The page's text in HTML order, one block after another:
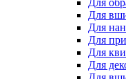
Для
Для
Для
Для
Для
Для